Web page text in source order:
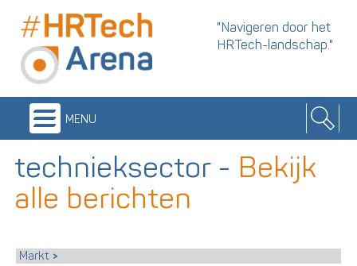
"Navigeren door het
HRTech-landschap."
menu
technieksector - Bekijk
alle berichten
Markt